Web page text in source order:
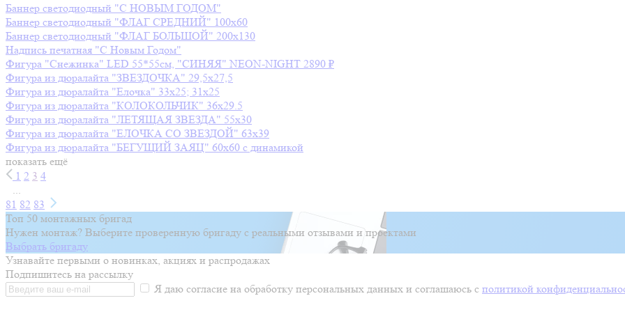
Баннер светодиодный "С НОВЫМ ГОДОМ"
Баннер светодиодный "ФЛАГ СРЕДНИЙ" 100х60
Баннер светодиодный "ФЛАГ БОЛЬШОЙ" 200х130
Надпись печатная "С Новым Годом"
Фигура "Снежинка" LED 55*55см, "СИНЯЯ" NEON-NIGHT 2890 ₽
Фигура из дюралайта "ЗВЕЗДОЧКА" 29,5х27,5
Фигура из дюралайта "Елочка" 33х25; 31х25
Фигура из дюралайта "КОЛОКОЛЬЧИК" 36х29.5
Фигура из дюралайта "ЛЕТЯЩАЯ ЗВЕЗДА" 55х30
Фигура из дюралайта "ЕЛОЧКА СО ЗВЕЗДОЙ" 63х39
Фигура из дюралайта "БЕГУЩИЙ ЗАЯЦ" 60х60 с динамикой
показать ещё
1 2 3 4
...
81 82 83
Топ 50 монтажных бригад
Нужен монтаж? Выберите проверенную бригаду с реальными отзывами и проектами
Выбрать бригаду
Узнавайте первыми о новинках, акциях и распродажах
Подпишитесь на рассылку
Я даю согласие на обработку персональных данных и соглашаюсь с политикой